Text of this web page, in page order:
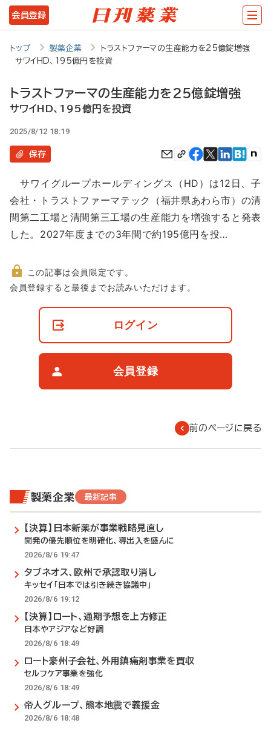
メ
イ
テ
ツ
に
動
会員登録
トップ 製薬企業
トラストファーマの生産能力を25億錠増強
サワイHD、195億円を投資
トラストファーマの生産能力を25億錠増強
サワイHD、195億円を投資
2025/8/12 18:19
保存
サワイグループホールディングス（HD）は12日、子
会社・トラストファーマテック（福井県あわら市）の清
間第二工場と清間第三工場の生産能力を増強すると発表
した。2027年度までの3年間で約195億円を投…
非
この記事は会員限定です。
会員登録すると最後までお読みいただけます。
ログイン
会員登録
前のページに戻る
製薬企業 最新記事
【決算】日本新薬が事業戦略見直し
開発の優先順位を明確化、導出入を盛んに
2026/8/6 19:47
タブネオス、欧州で承認取り消し
キッセイ「日本では引き続き協議中」
2026/8/6 19:12
【決算】ロート、通期予想を上方修正
日本やアジアなど好調
2026/8/6 18:49
ロート豪州子会社、外用鎮痛剤事業を買収
セルフケア事業を強化
2026/8/6 18:49
帝人グループ、熊本地震で義援金
2026/8/6 18:48